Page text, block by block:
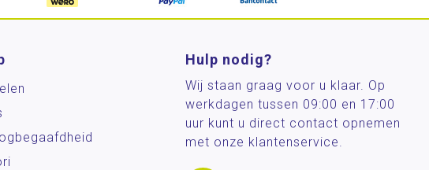
Hulp nodig?
Wij staan graag voor u klaar. Op
werkdagen tussen 09:00 en 17:00
uur kunt u direct contact opnemen
met onze klantenservice.